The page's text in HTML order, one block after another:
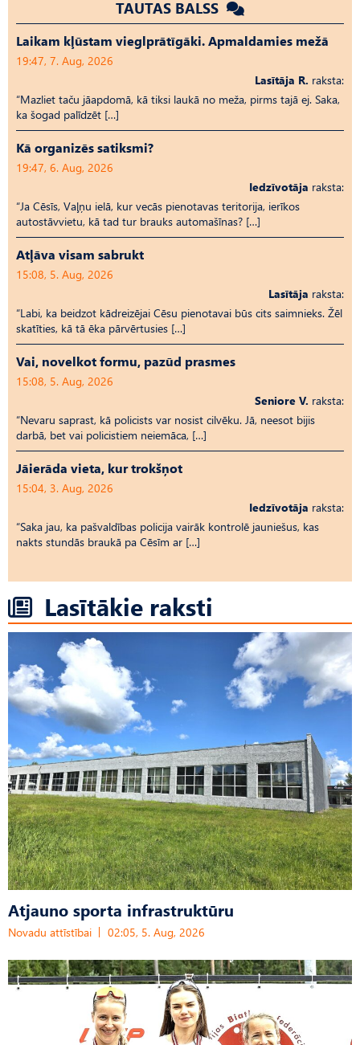
TAUTAS BALSS
Laikam kļūstam vieglprātīgāki. Apmaldamies mežā
19:47, 7. Aug, 2026
Lasītāja R. raksta:
“Mazliet taču jāapdomā, kā tiksi laukā no meža, pirms tajā ej. Saka,
ka šogad palīdzēt […]
Kā organizēs satiksmi?
19:47, 6. Aug, 2026
Iedzīvotāja raksta:
“Ja Cēsīs, Vaļņu ielā, kur vecās pienotavas teritorija, ierīkos
autostāvvietu, kā tad tur brauks automašīnas? […]
Atļāva visam sabrukt
15:08, 5. Aug, 2026
Lasītāja raksta:
“Labi, ka beidzot kādreizējai Cēsu pienotavai būs cits saimnieks. Žēl
skatīties, kā tā ēka pārvērtusies […]
Vai, novelkot formu, pazūd prasmes
15:08, 5. Aug, 2026
Seniore V. raksta:
“Nevaru saprast, kā policists var nosist cilvēku. Jā, neesot bijis
darbā, bet vai policistiem neiemāca, […]
Jāierāda vieta, kur trokšņot
15:04, 3. Aug, 2026
Iedzīvotāja raksta:
“Saka jau, ka pašvaldības policija vairāk kontrolē jauniešus, kas
nakts stundās braukā pa Cēsīm ar […]
Lasītākie raksti
Atjauno sporta infrastruktūru
Novadu attīstībai 02:05, 5. Aug, 2026